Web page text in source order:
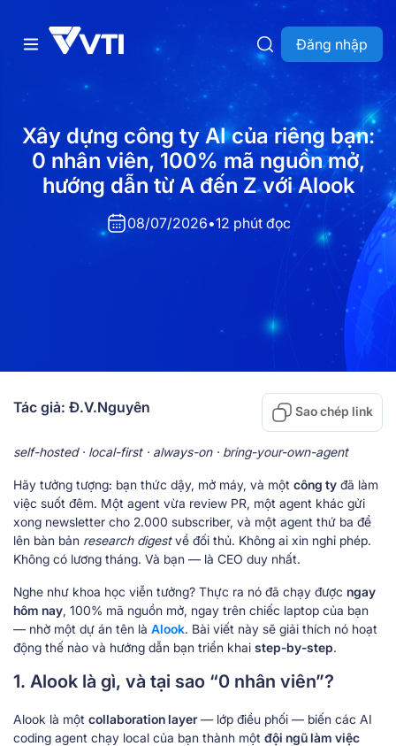
Đăng nhập
Xây dựng công ty AI của riêng bạn:
0 nhân viên, 100% mã nguồn mở,
hướng dẫn từ A đến Z với Alook
08/07/2026•12 phút đọc
Tác giả: Đ.V.Nguyên Sao chép link
self-hosted · local-first · always-on · bring-your-own-agent
Hãy tưởng tượng: bạn thức dậy, mở máy, và một công ty đã làm
việc suốt đêm. Một agent vừa review PR, một agent khác gửi
xong newsletter cho 2.000 subscriber, và một agent thứ ba để
lên bàn bản research digestvề đối thủ. Không ai xin nghỉ phép.
Không có lương tháng. Và bạn — là CEO duy nhất.
Nghe như khoa học viễn tưởng? Thực ra nó đã chạy được ngay
hôm nay, 100% mã nguồn mở, ngay trên chiếc laptop của bạn
— nhờ một dự án tên là Alook. Bài viết này sẽ giải thích nó hoạt
động thế nào và hướng dẫn bạn triển khai step-by-step.
1. Alook là gì, và tại sao “0 nhân viên”?
Alook là một collaboration layer— lớp điều phối — biến các AI
coding agent chạy local của bạn thành một đội ngũ làm việc